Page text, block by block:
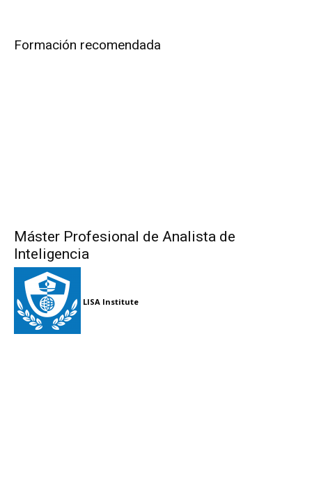
Formación recomendada
Máster Profesional de Analista de
Inteligencia
LISA Institute